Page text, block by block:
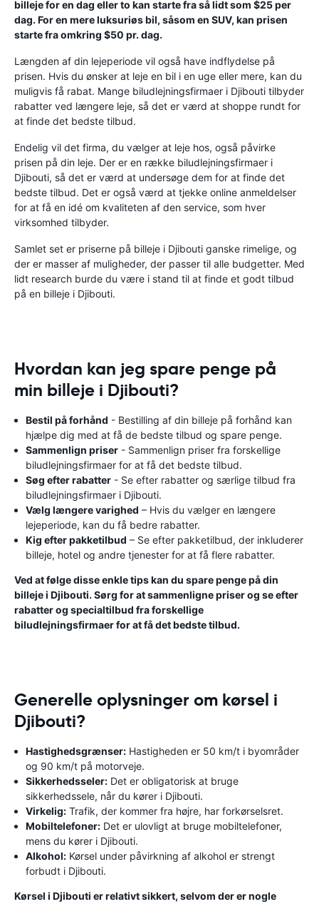
billeje for en dag eller to kan starte fra så lidt som $25 per
dag. For en mere luksuriøs bil, såsom en SUV, kan prisen
starte fra omkring $50 pr. dag.
Længden af ​​din lejeperiode vil også have indflydelse på
prisen. Hvis du ønsker at leje en bil i en uge eller mere, kan du
muligvis få rabat. Mange biludlejningsfirmaer i Djibouti tilbyder
rabatter ved længere leje, så det er værd at shoppe rundt for
at finde det bedste tilbud.
Endelig vil det firma, du vælger at leje hos, også påvirke
prisen på din leje. Der er en række biludlejningsfirmaer i
Djibouti, så det er værd at undersøge dem for at finde det
bedste tilbud. Det er også værd at tjekke online anmeldelser
for at få en idé om kvaliteten af ​​den service, som hver
virksomhed tilbyder.
Samlet set er priserne på billeje i Djibouti ganske rimelige, og
der er masser af muligheder, der passer til alle budgetter. Med
lidt research burde du være i stand til at finde et godt tilbud
på en billeje i Djibouti.
Hvordan kan jeg spare penge på
min billeje i Djibouti?
Bestil på forhånd - Bestilling af din billeje på forhånd kan
hjælpe dig med at få de bedste tilbud og spare penge.
Sammenlign priser - Sammenlign priser fra forskellige
biludlejningsfirmaer for at få det bedste tilbud.
Søg efter rabatter - Se efter rabatter og særlige tilbud fra
biludlejningsfirmaer i Djibouti.
Vælg længere varighed – Hvis du vælger en længere
lejeperiode, kan du få bedre rabatter.
Kig efter pakketilbud – Se efter pakketilbud, der inkluderer
billeje, hotel og andre tjenester for at få flere rabatter.
Ved at følge disse enkle tips kan du spare penge på din
billeje i Djibouti. Sørg for at sammenligne priser og se efter
rabatter og specialtilbud fra forskellige
biludlejningsfirmaer for at få det bedste tilbud.
Generelle oplysninger om kørsel i
Djibouti?
Hastighedsgrænser: Hastigheden er 50 km/t i byområder
og 90 km/t på motorveje.
Sikkerhedsseler: Det er obligatorisk at bruge
sikkerhedssele, når du kører i Djibouti.
Virkelig: Trafik, der kommer fra højre, har forkørselsret.
Mobiltelefoner: Det er ulovligt at bruge mobiltelefoner,
mens du kører i Djibouti.
Alkohol: Kørsel under påvirkning af alkohol er strengt
forbudt i Djibouti.
Kørsel i Djibouti er relativt sikkert, selvom der er nogle